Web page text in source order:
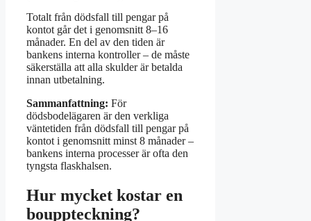
Totalt från dödsfall till pengar på
kontot går det i genomsnitt 8–16
månader. En del av den tiden är
bankens interna kontroller – de måste
säkerställa att alla skulder är betalda
innan utbetalning.
Sammanfattning: För
dödsbodelägaren är den verkliga
väntetiden från dödsfall till pengar på
kontot i genomsnitt minst 8 månader –
bankens interna processer är ofta den
tyngsta flaskhalsen.
Hur mycket kostar en
bouppteckning?